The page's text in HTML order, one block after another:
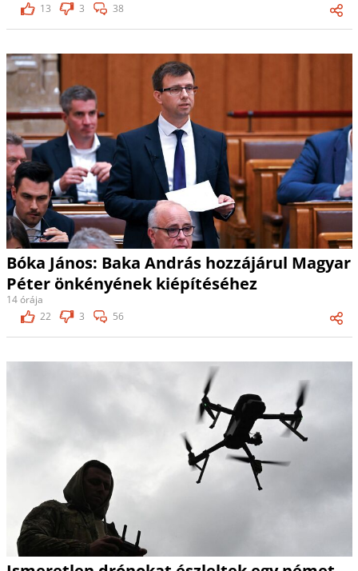
13
3 38
Bóka János: Baka András hozzájárul Magyar
Péter önkényének kiépítéséhez
14 órája
22
3 56